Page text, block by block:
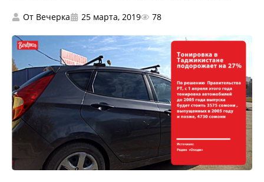
От Вечерка 25 марта, 2019 78